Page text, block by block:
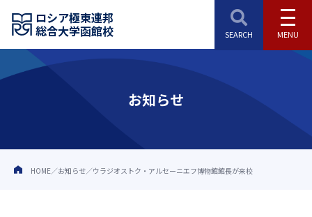
ロシア極東連邦
総合大学函館校
お知らせ
HOME お知らせ ウラジオストク・アルセーニエフ博物館館長が来校